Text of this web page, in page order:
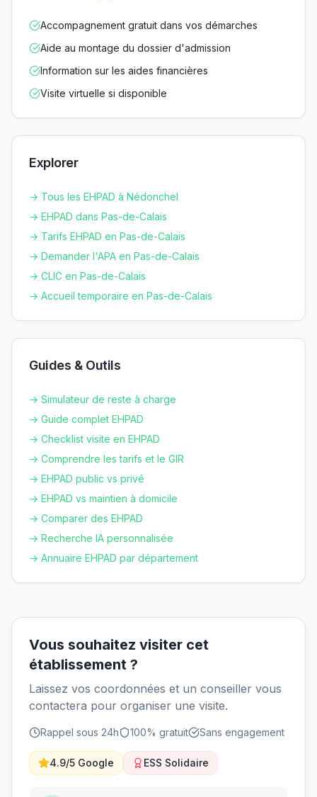
Accompagnement gratuit dans vos démarches
Aide au montage du dossier d'admission
Information sur les aides financières
Visite virtuelle si disponible
Explorer
→ Tous les EHPAD à Nédonchel
→ EHPAD dans Pas-de-Calais
→ Tarifs EHPAD en Pas-de-Calais
→ Demander l'APA en Pas-de-Calais
→ CLIC en Pas-de-Calais
→ Accueil temporaire en Pas-de-Calais
Guides & Outils
→ Simulateur de reste à charge
→ Guide complet EHPAD
→ Checklist visite en EHPAD
→ Comprendre les tarifs et le GIR
→ EHPAD public vs privé
→ EHPAD vs maintien à domicile
→ Comparer des EHPAD
→ Recherche IA personnalisée
→ Annuaire EHPAD par département
Vous souhaitez visiter cet
établissement ?
Laissez vos coordonnées et un conseiller vous
contactera pour organiser une visite.
Rappel sous 24h 100% gratuit Sans engagement
4.9/5 Google ESS Solidaire